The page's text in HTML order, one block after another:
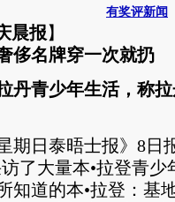
有奖评新闻
晨报 】
侈名牌穿一次就扔
青少年生活，称拉
日泰晤士报》8日
了大量本•拉登青
知道的本•拉登：基